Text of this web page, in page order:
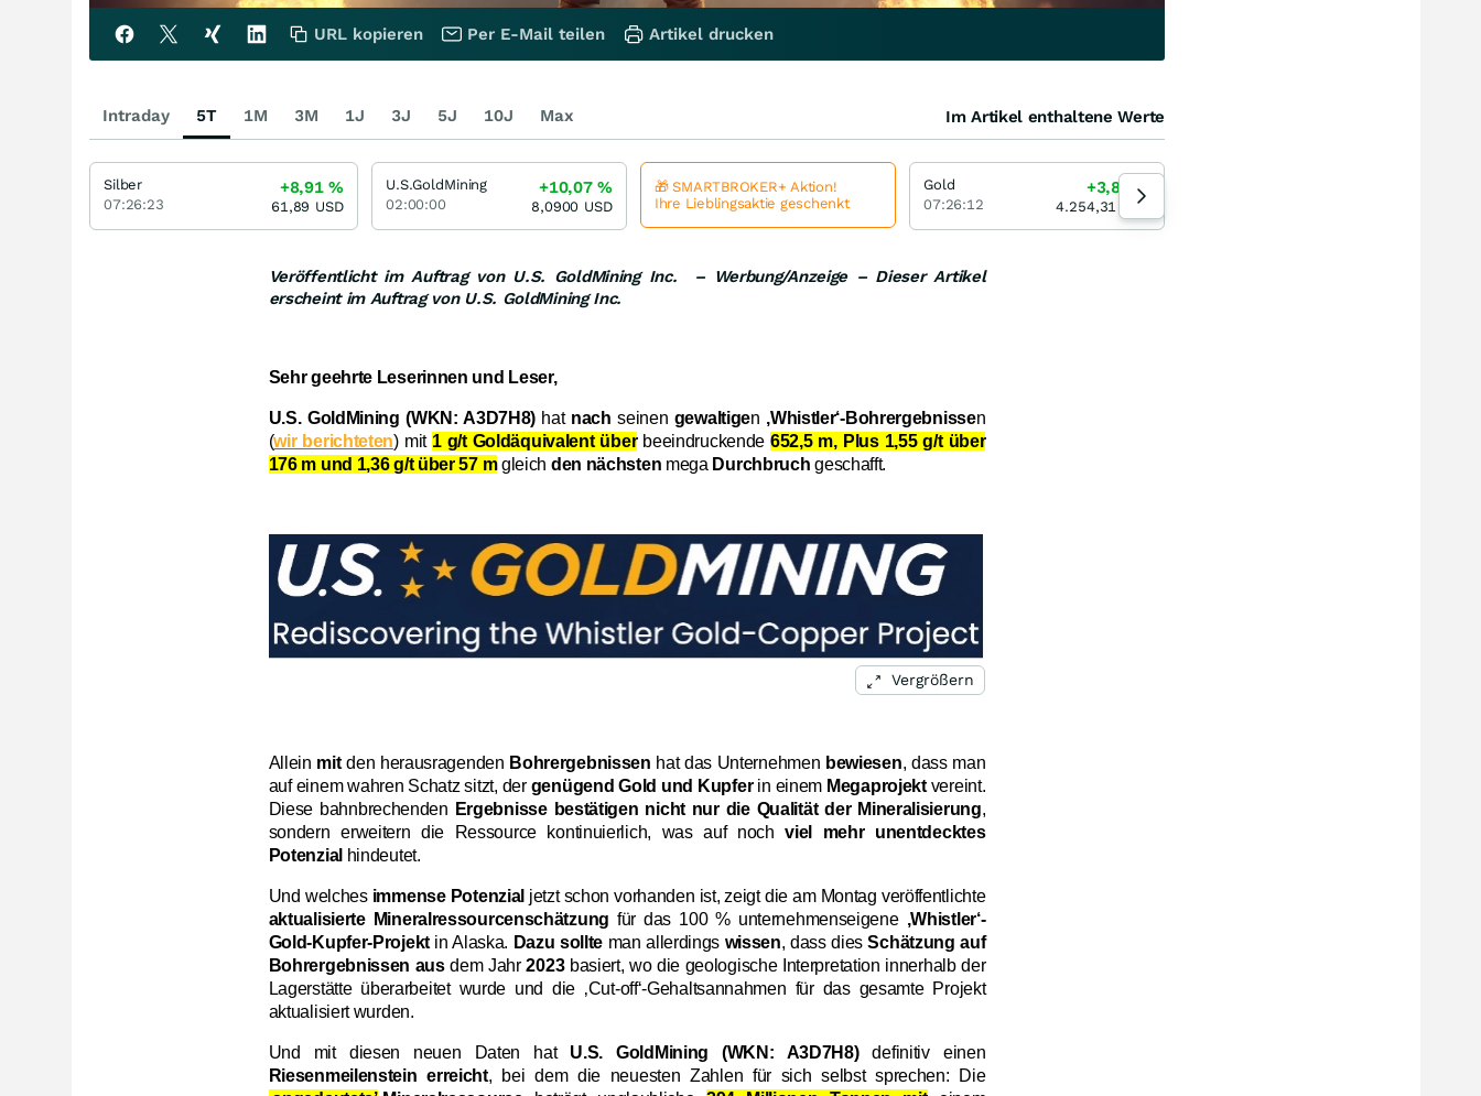
Veröffentlicht im Auftrag von U.S. GoldMining Inc. – Werbung/Anzeige – Dieser Artikel
erscheint im Auftrag von U.S. GoldMining Inc.
Sehr geehrte Leserinnen und Leser,
U.S. GoldMining (WKN: A3D7H8) hat nach seinen gewaltigen ‚Whistler‘-Bohrergebnissen
(wir berichteten) mit 1 g/t Goldäquivalent überbeeindruckende652,5 m, Plus 1,55 g/t über
176 m und 1,36 g/t über 57 mgleich den nächsten mega Durchbruch geschafft.
Vergrößern
Allein mitden herausragenden Bohrergebnissen hat das Unternehmen bewiesen, dass man
auf einem wahren Schatz sitzt, der genügend Gold und Kupferin einem Megaprojektvereint.
Diese bahnbrechenden Ergebnisse bestätigen nicht nur die Qualität der Mineralisierung,
sondern erweitern die Ressource kontinuierlich, was auf nochviel mehr unentdecktes
Potenzial hindeutet.
Und welches immense Potenzial jetzt schon vorhanden ist, zeigt die am Montag veröffentlichte
aktualisierte Mineralressourcenschätzung für das 100 % unternehmenseigene ‚Whistler‘-
Gold-Kupfer-Projektin Alaska. Dazu sollte man allerdings wissen, dass diesSchätzung auf
Bohrergebnissen ausdem Jahr2023basiert, wo die geologische Interpretation innerhalb der
Lagerstätte überarbeitet wurde und die ‚Cut-off‘-Gehaltsannahmen für das gesamte Projekt
aktualisiert wurden.
Und mit diesen neuen Daten hat U.S. GoldMining (WKN: A3D7H8)definitiv einen
Riesenmeilenstein erreicht, bei dem die neuesten Zahlen für sich selbst sprechen: Die
URL kopieren Per E-Mail teilen Artikel drucken
Intraday 5T 1M 3M 1J 3J 5J 10J Max Im Artikel enthaltene Werte
Silber
07:26:23
+8,91%
61,89 USD
U.S.GoldMining
02:00:00
+10,07%
8,0900 USD
🎁 SMARTBROKER+ Aktion!
Ihre Lieblingsaktie geschenkt
Gold
07:26:12
+3,86 %
4.254,31 USD